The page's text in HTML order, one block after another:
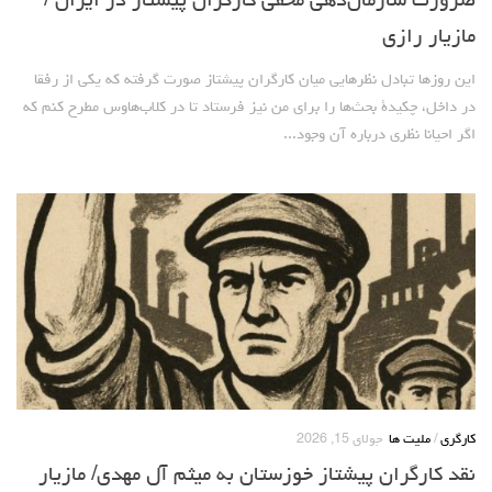
حزب کمونیست کارگری
راه کارگر
کومله
اقلیت
اتحاد سوسیالیستی کارگری
مائوئیست ها – سربداران
IMT گرایش بین المللی مارکسیستی
SWP حزب کارگر سوسیالیست
مارکسیسم
مازیار رازی
این روزها تبادل نظرهایی میان کارگران پیشتاز صورت گرفته که یکی از رفقا
در داخل، چکیدۀ بحث‌ها را برای من نیز فرستاد تا در کلاب‌هاوس مطرح کنم که
اگر احیانا نظری درباره آن وجود...
کارگری / ملیت ها جولای 15, 2026
نقد کارگران پیشتاز خوزستان به میثم آل مهدی/ مازیار